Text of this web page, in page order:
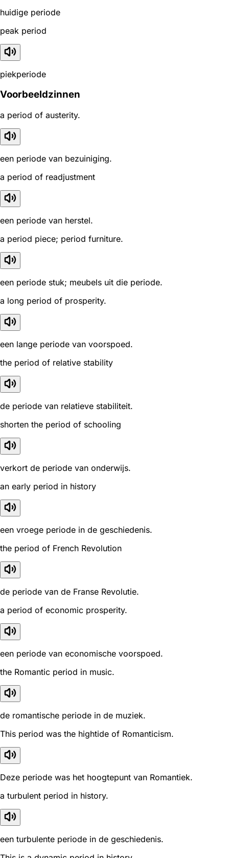
huidige periode
peak period
piekperiode
Voorbeeldzinnen
a period of austerity.
een periode van bezuiniging.
a period of readjustment
een periode van herstel.
a period piece; period furniture.
een periode stuk; meubels uit die periode.
a long period of prosperity.
een lange periode van voorspoed.
the period of relative stability
de periode van relatieve stabiliteit.
shorten the period of schooling
verkort de periode van onderwijs.
an early period in history
een vroege periode in de geschiedenis.
the period of French Revolution
de periode van de Franse Revolutie.
a period of economic prosperity.
een periode van economische voorspoed.
the Romantic period in music.
de romantische periode in de muziek.
This period was the hightide of Romanticism.
Deze periode was het hoogtepunt van Romantiek.
a turbulent period in history.
een turbulente periode in de geschiedenis.